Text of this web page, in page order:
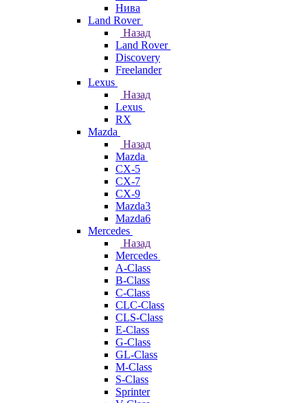
Нива
Land Rover
Назад
Land Rover
Discovery
Freelander
Lexus
Назад
Lexus
RX
Mazda
Назад
Mazda
CX-5
CX-7
CX-9
Mazda3
Mazda6
Mercedes
Назад
Mercedes
A-Class
B-Class
C-Class
CLC-Class
CLS-Class
E-Class
G-Class
GL-Class
M-Class
S-Class
Sprinter